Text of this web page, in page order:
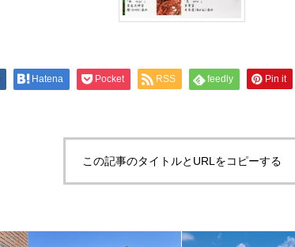
Hatena Pocket RSS feedly Pin it
この記事のタイトルとURLをコピーする